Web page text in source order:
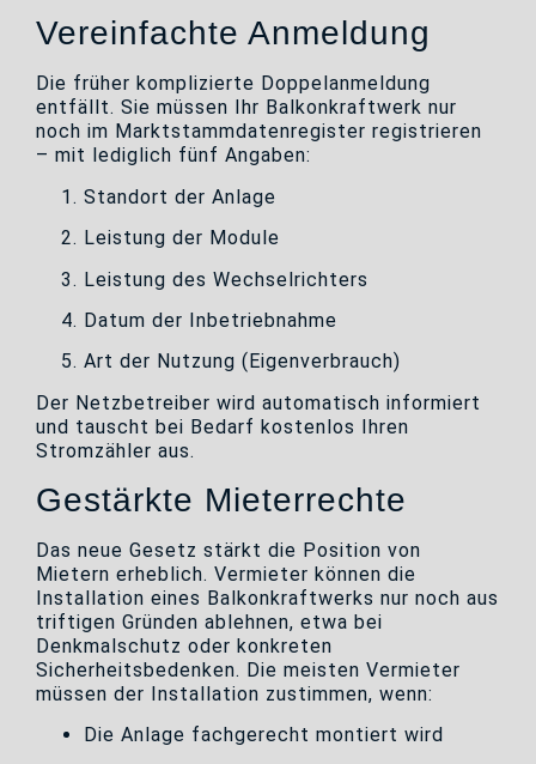
Vereinfachte Anmeldung
Die früher komplizierte Doppelanmeldung
entfällt. Sie müssen Ihr Balkonkraftwerk nur
noch im Marktstammdatenregister registrieren
– mit lediglich fünf Angaben:
Standort der Anlage
Leistung der Module
Leistung des Wechselrichters
Datum der Inbetriebnahme
Art der Nutzung (Eigenverbrauch)
Der Netzbetreiber wird automatisch informiert
und tauscht bei Bedarf kostenlos Ihren
Stromzähler aus.
Gestärkte Mieterrechte
Das neue Gesetz stärkt die Position von
Mietern erheblich. Vermieter können die
Installation eines Balkonkraftwerks nur noch aus
triftigen Gründen ablehnen, etwa bei
Denkmalschutz oder konkreten
Sicherheitsbedenken. Die meisten Vermieter
müssen der Installation zustimmen, wenn:
Die Anlage fachgerecht montiert wird